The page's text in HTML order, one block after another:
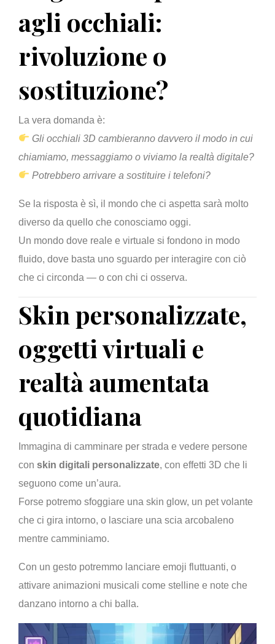
agli occhiali:
rivoluzione o
sostituzione?
La vera domanda è:
Gli occhiali 3D cambieranno davvero il modo in cui
chiamiamo, messaggiamo o viviamo la realtà digitale?
Potrebbero arrivare a sostituire i telefoni?
Se la risposta è sì, il mondo che ci aspetta sarà molto
diverso da quello che conosciamo oggi.
Un mondo dove reale e virtuale si fondono in modo
fluido, dove basta uno sguardo per interagire con ciò
che ci circonda — o con chi ci osserva.
Skin personalizzate,
oggetti virtuali e
realtà aumentata
quotidiana
Immagina di camminare per strada e vedere persone
con skin digitali personalizzate, con effetti 3D che li
seguono come un’aura.
Forse potremo sfoggiare una skin glow, un pet volante
che ci gira intorno, o lasciare una scia arcobaleno
mentre camminiamo.
Con un gesto potremmo lanciare emoji fluttuanti, o
attivare animazioni musicali come stelline e note che
danzano intorno a chi balla.